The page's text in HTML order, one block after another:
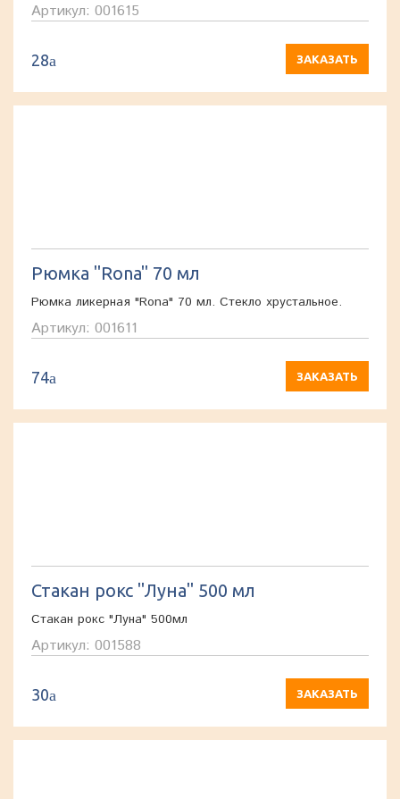
Артикул: 001615
28a ЗАКАЗАТЬ
Рюмка "Rona" 70 мл
Рюмка ликерная "Rona" 70 мл. Стекло хрустальное.
Артикул: 001611
74a ЗАКАЗАТЬ
Стакан рокс "Луна" 500 мл
Стакан рокс "Луна" 500мл
Артикул: 001588
30a ЗАКАЗАТЬ